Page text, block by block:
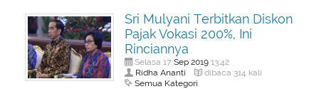
Sri Mulyani Terbitkan Diskon
Pajak Vokasi 200%, Ini
Rinciannya
Selasa 17 Sep 201913:42
Ridha Ananti dibaca 314 kali
Semua Kategori